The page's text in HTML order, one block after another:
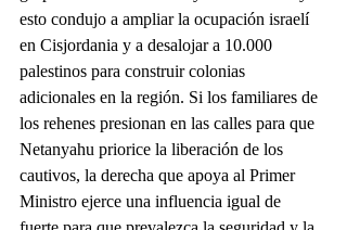
esto condujo a ampliar la ocupación israelí
en Cisjordania y a desalojar a 10.000
palestinos para construir colonias
adicionales en la región. Si los familiares de
los rehenes presionan en las calles para que
Netanyahu priorice la liberación de los
cautivos, la derecha que apoya al Primer
Ministro ejerce una influencia igual de